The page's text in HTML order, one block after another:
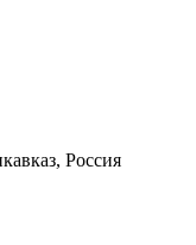
Россия